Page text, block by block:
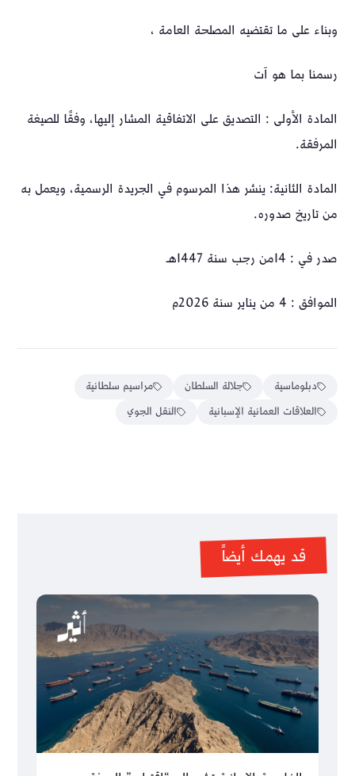
وبناء على ما تقتضيه المصلحة العامة ،
رسمنا بما هو آت
المادة الأولى : التصديق على الاتفاقية المشار إليها، وفقًا للصيغة
المرفقة.
المادة الثانية: ينشر هذا المرسوم في الجريدة الرسمية، ويعمل به
من تاريخ صدوره.
صدر في : 14من رجب سنة 1447هـ
الموافق : 4 من يناير سنة 2026م
دبلوماسية جلالة السلطان
مراسيم سلطانية
العلاقات العمانية الإسبانية
النقل الجوي
قد يهمك أيضاً